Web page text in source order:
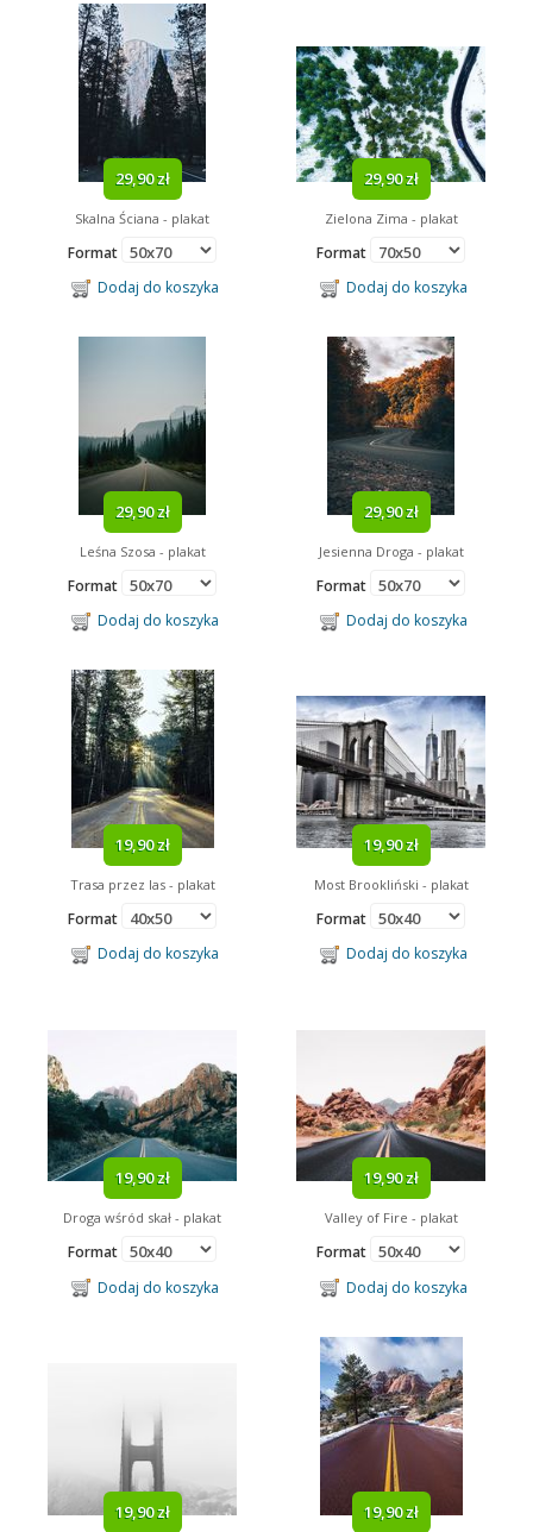
29,90 zł
Skalna Ściana - plakat
Format
Dodaj do koszyka
29,90 zł
Zielona Zima - plakat
Format
Dodaj do koszyka
29,90 zł
Leśna Szosa - plakat
Format
Dodaj do koszyka
29,90 zł
Jesienna Droga - plakat
Format
Dodaj do koszyka
19,90 zł
Trasa przez las - plakat
Format
Dodaj do koszyka
19,90 zł
Most Brookliński - plakat
Format
Dodaj do koszyka
19,90 zł
Droga wśród skał - plakat
Format
Dodaj do koszyka
19,90 zł
Valley of Fire - plakat
Format
Dodaj do koszyka
19,90 zł 19,90 zł